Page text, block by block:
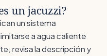
un jacuzzi?
un sistema
a agua caliente
revisa la descripción y